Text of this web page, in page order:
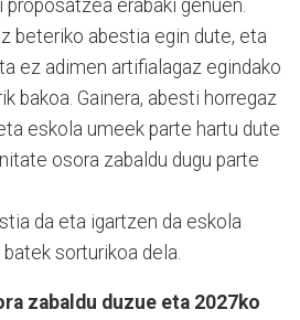
erabaki genuen.
beteriko abestia egin dute, eta
ez adimen artifialagaz egindako
bakoa. Gainera, abesti horregaz
eskola umeek parte hartu dute
osora zabaldu dugu parte
da eta igartzen da eskola
sorturikoa dela.
zabaldu duzue eta 2027ko